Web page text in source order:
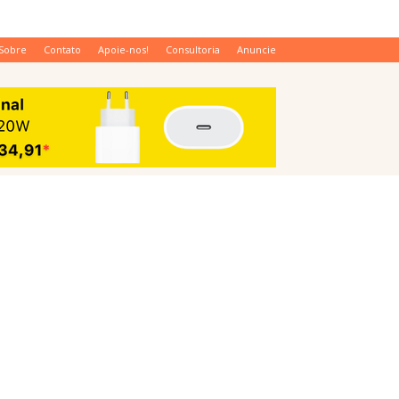
Sobre Contato Apoie-nos! Consultoria Anuncie